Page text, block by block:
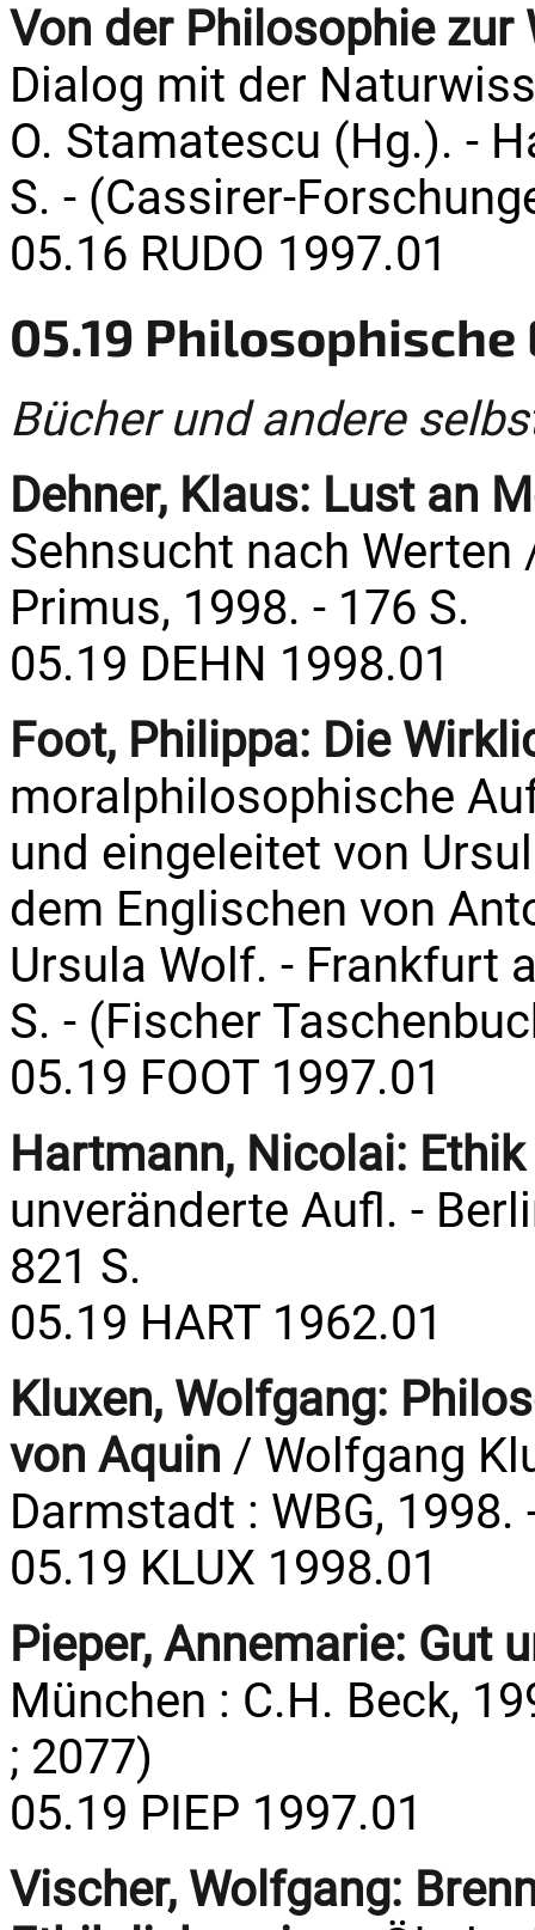
Von der Philosophie
Dialog mit der
O. Stamatescu (Hg.). -
S. - (Cassirer-
05.16 RUDO 1997.01
05.19 Philosophische
Bücher und andere
Dehner, Klaus: Lust an
Sehnsucht nach
Primus, 1998. - 176 S.
05.19 DEHN 1998.01
Foot, Philippa: Die
moralphilosophische
und eingeleitet von
dem Englischen von
Ursula Wolf. - Frankfurt
S. - (Fischer
05.19 FOOT 1997.01
Hartmann, Nicolai: Ethik
unveränderte Aufl. -
821 S.
05.19 HART 1962.01
Kluxen, Wolfgang:
von Aquin / Wolfgang
Darmstadt : WBG, 1998.
05.19 KLUX 1998.01
Pieper, Annemarie: Gut
München : C.H. Beck,
; 2077)
05.19 PIEP 1997.01
Vischer, Wolfgang: